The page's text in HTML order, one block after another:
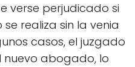
verse perjudicado si
realiza sin la venia
casos, el juzgado
abogado, lo